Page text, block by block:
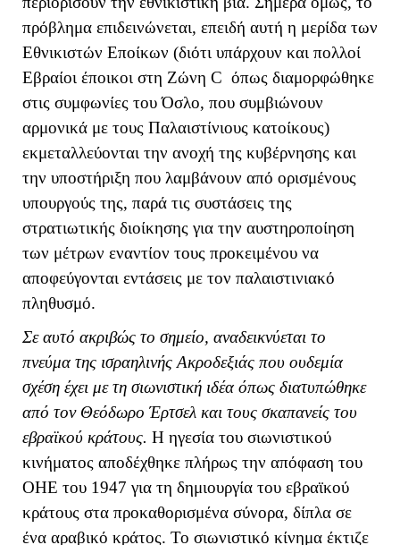
πρόβλημα επιδεινώνεται, επειδή αυτή η μερίδα των
Εθνικιστών Εποίκων (διότι υπάρχουν και πολλοί
Εβραίοι έποικοι στη Ζώνη C όπως διαμορφώθηκε
στις συμφωνίες του Όσλο, που συμβιώνουν
αρμονικά με τους Παλαιστίνιους κατοίκους)
εκμεταλλεύονται την ανοχή της κυβέρνησης και
την υποστήριξη που λαμβάνουν από ορισμένους
υπουργούς της, παρά τις συστάσεις της
στρατιωτικής διοίκησης για την αυστηροποίηση
των μέτρων εναντίον τους προκειμένου να
αποφεύγονται εντάσεις με τον παλαιστινιακό
πληθυσμό.
Σε αυτό ακριβώς το σημείο, αναδεικνύεται το
πνεύμα της ισραηλινής Ακροδεξιάς που ουδεμία
σχέση έχει με τη σιωνιστική ιδέα όπως διατυπώθηκε
από τον Θεόδωρο Έρτσελ και τους σκαπανείς του
εβραϊκού κράτους. Η ηγεσία του σιωνιστικού
κινήματος αποδέχθηκε πλήρως την απόφαση του
ΟΗΕ του 1947 για τη δημιουργία του εβραϊκού
κράτους στα προκαθορισμένα σύνορα, δίπλα σε
ένα αραβικό κράτος. Το σιωνιστικό κίνημα έκτιζε